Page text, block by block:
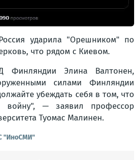
ударила "Орешником" по
что рядом с Киевом.
Финляндии Элина Валтонен,
силами Финляндии
убеждать себя в том, что
войну", — заявил профессор
Туомас Малинен.
"ИноСМИ"